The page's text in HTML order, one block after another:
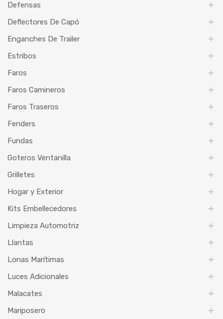
Defensas
Deflectores De Capó
Enganches De Trailer
Estribos
Faros
Faros Camineros
Faros Traseros
Fenders
Fundas
Goteros Ventanilla
Grilletes
Hogar y Exterior
Kits Embellecedores
Limpieza Automotriz
Llantas
Lonas Marítimas
Luces Adicionales
Malacates
Mariposero